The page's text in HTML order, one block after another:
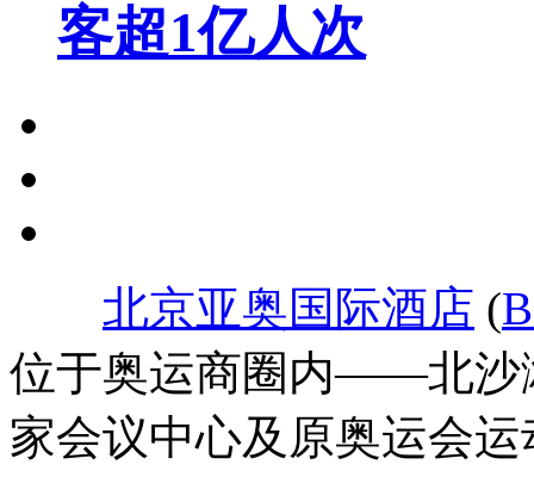
客超1亿人次
北京亚奥国际酒店 (
位于奥运商圈内——北沙
家会议中心及原奥运会